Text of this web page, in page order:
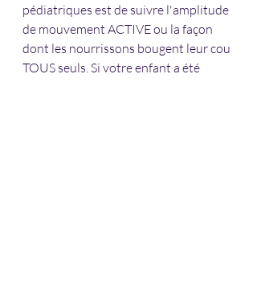
pédiatriques est de suivre l'amplitude
de mouvement ACTIVE ou la façon
dont les nourrissons bougent leur cou
TOUS seuls. Si votre enfant a été